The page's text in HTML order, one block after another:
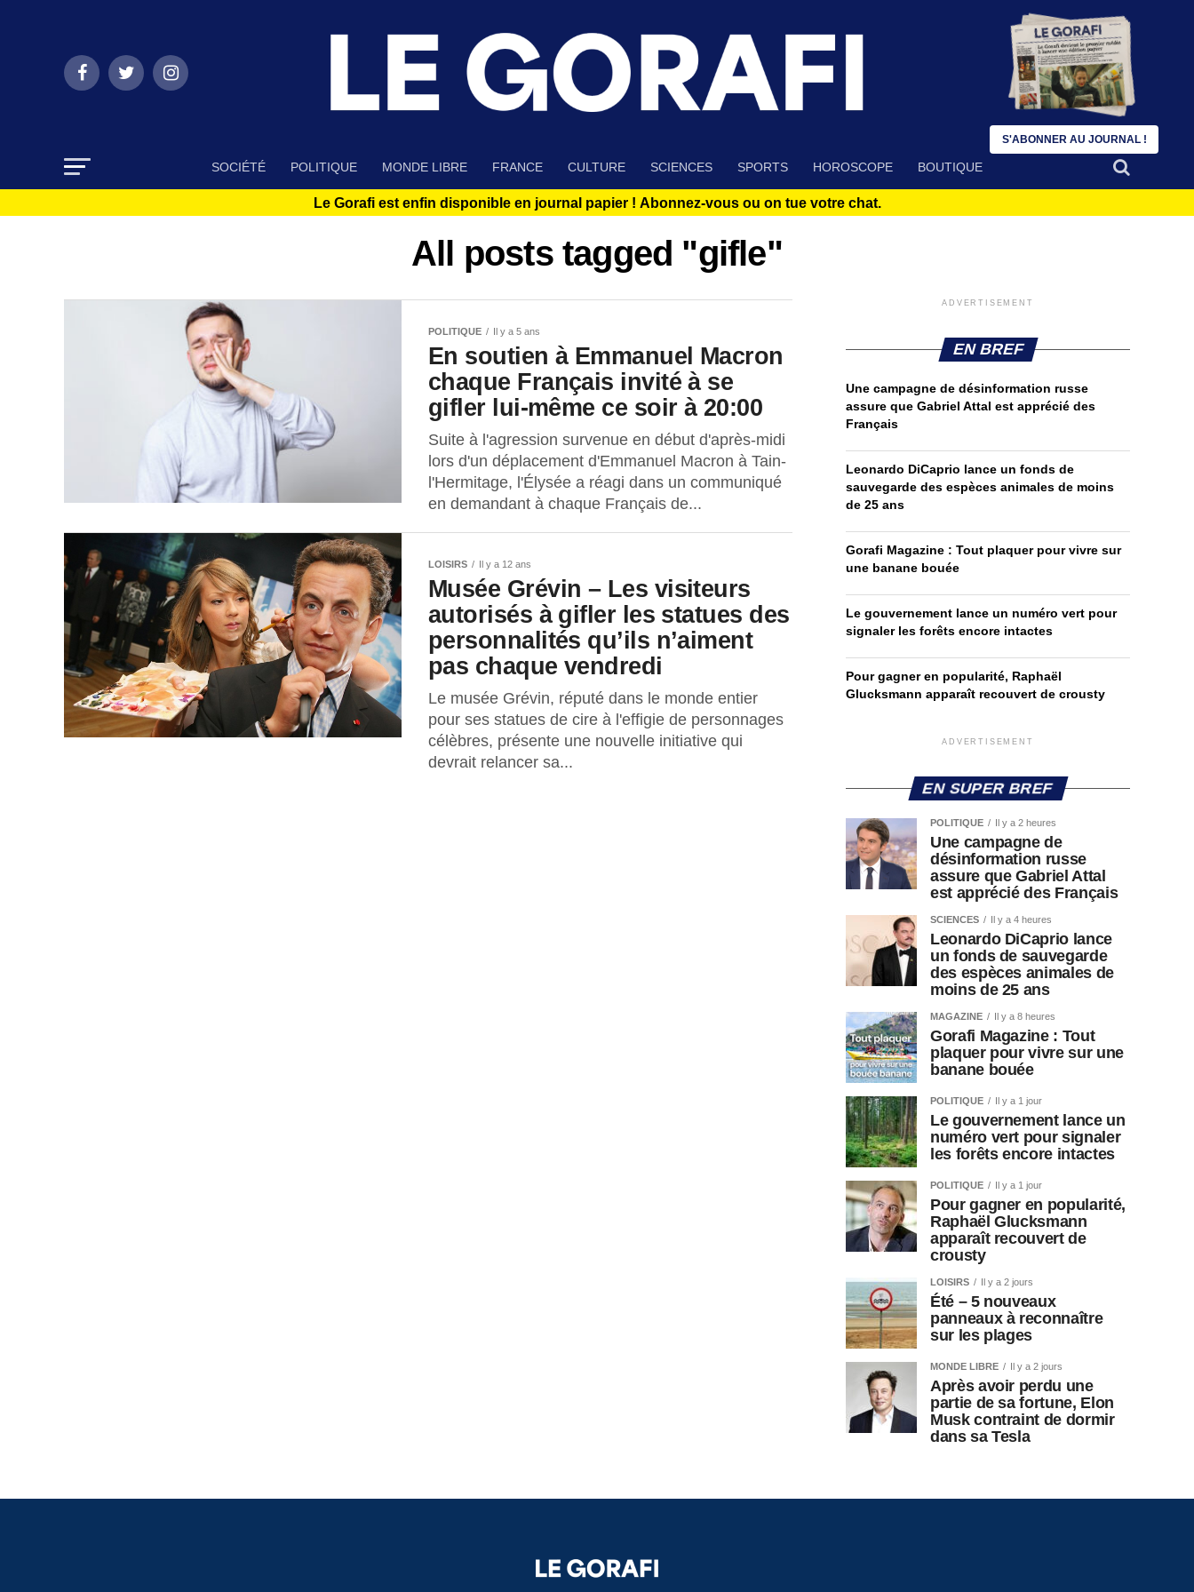
SOCIÉTÉ POLITIQUE MONDE LIBRE FRANCE CULTURE SCIENCES SPORTS HOROSCOPE BOUTIQUE
Le Gorafi est enfin disponible en journal papier ! Abonnez-vous ou on tue votre chat.
All posts tagged "gifle"
POLITIQUE Il y a 5 ans
En soutien à Emmanuel Macron
chaque Français invité à se
gifler lui-même ce soir à 20:00
Suite à l'agression survenue en début d'après-midi
lors d'un déplacement d'Emmanuel Macron à Tain-
l'Hermitage, l'Élysée a réagi dans un communiqué
en demandant à chaque Français de...
LOISIRS Il y a 12 ans
Musée Grévin – Les visiteurs
autorisés à gifler les statues des
personnalités qu’ils n’aiment
pas chaque vendredi
Le musée Grévin, réputé dans le monde entier
pour ses statues de cire à l'effigie de personnages
célèbres, présente une nouvelle initiative qui
devrait relancer sa...
ADVERTISEMENT
EN BREF
Une campagne de désinformation russe
assure que Gabriel Attal est apprécié des
Français
Leonardo DiCaprio lance un fonds de
sauvegarde des espèces animales de moins
de 25 ans
Gorafi Magazine : Tout plaquer pour vivre sur
une banane bouée
Le gouvernement lance un numéro vert pour
signaler les forêts encore intactes
Pour gagner en popularité, Raphaël
Glucksmann apparaît recouvert de crousty
ADVERTISEMENT
EN SUPER BREF
POLITIQUE Il y a 2 heures
Une campagne de
désinformation russe
assure que Gabriel Attal
est apprécié des Français
SCIENCES Il y a 4 heures
Leonardo DiCaprio lance
un fonds de sauvegarde
des espèces animales de
moins de 25 ans
MAGAZINE Il y a 8 heures
Gorafi Magazine : Tout
plaquer pour vivre sur une
banane bouée
POLITIQUE Il y a 1 jour
Le gouvernement lance un
numéro vert pour signaler
les forêts encore intactes
POLITIQUE Il y a 1 jour
Pour gagner en popularité,
Raphaël Glucksmann
apparaît recouvert de
crousty
LOISIRS Il y a 2 jours
Été – 5 nouveaux
panneaux à reconnaître
sur les plages
MONDE LIBRE Il y a 2 jours
Après avoir perdu une
partie de sa fortune, Elon
Musk contraint de dormir
dans sa Tesla
S'ABONNER AU JOURNAL !